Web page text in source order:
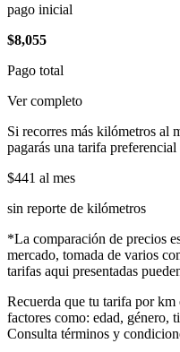
pago inicial
$8,055
Pago total
Ver completo
Si recorres más kilómetros al
pagarás una tarifa preferencial
$441 al mes
sin reporte de kilómetros
*La comparación de precios
mercado, tomada de varios
tarifas aqui presentadas
Recuerda que tu tarifa por km
factores como: edad, género,
Consulta términos y